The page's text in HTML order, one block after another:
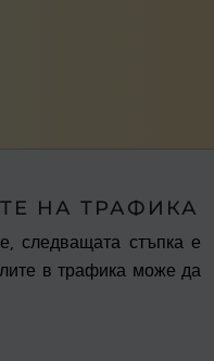
НА ТРАФИКА
следващата стъпка е
в трафика може да